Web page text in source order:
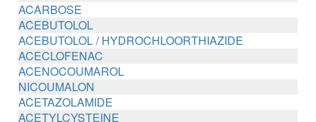
ACARBOSE
ACEBUTOLOL
ACEBUTOLOL / HYDROCHLOORTHIAZIDE
ACECLOFENAC
ACENOCOUMAROL
NICOUMALON
ACETAZOLAMIDE
ACETYLCYSTEINE